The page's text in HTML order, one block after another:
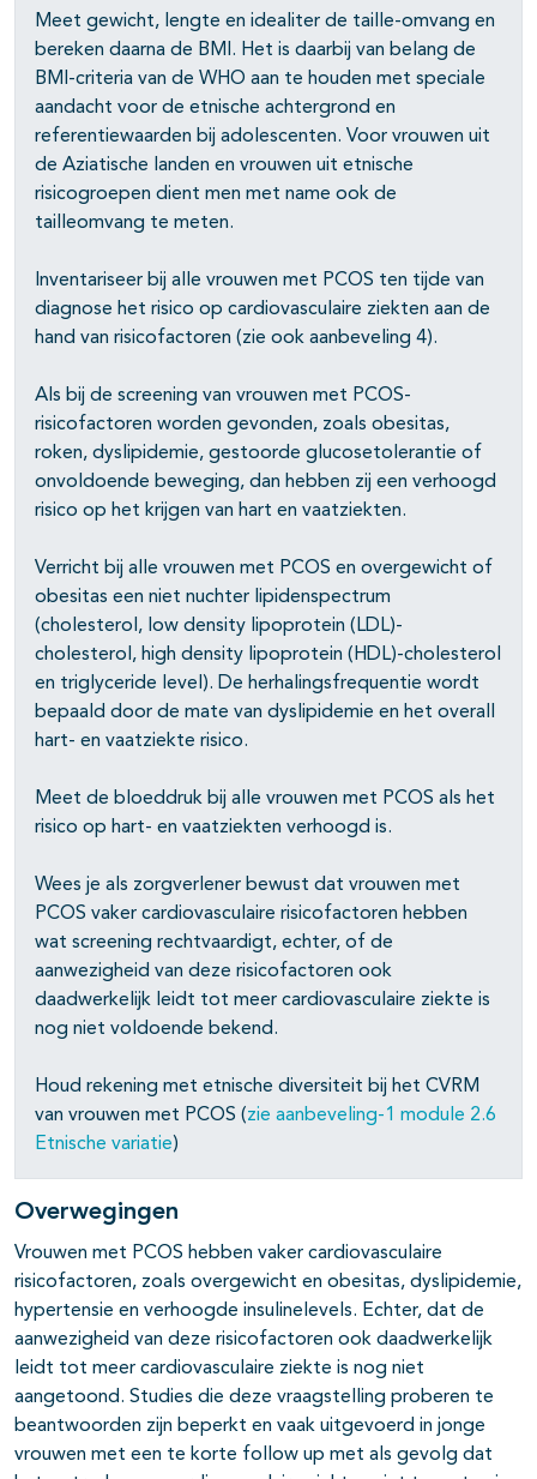
open- en dichtklappen
Meet gewicht, lengte en idealiter de taille-omvang en
bereken daarna de BMI. Het is daarbij van belang de
BMI-criteria van de WHO aan te houden met speciale
aandacht voor de etnische achtergrond en
referentiewaarden bij adolescenten. Voor vrouwen uit
de Aziatische landen en vrouwen uit etnische
risicogroepen dient men met name ook de
tailleomvang te meten.
Inventariseer bij alle vrouwen met PCOS ten tijde van
diagnose het risico op cardiovasculaire ziekten aan de
hand van risicofactoren (zie ook aanbeveling 4).
Als bij de screening van vrouwen met PCOS-
risicofactoren worden gevonden, zoals obesitas,
roken, dyslipidemie, gestoorde glucosetolerantie of
onvoldoende beweging, dan hebben zij een verhoogd
risico op het krijgen van hart en vaatziekten.
Verricht bij alle vrouwen met PCOS en overgewicht of
obesitas een niet nuchter lipidenspectrum
(cholesterol, low density lipoprotein (LDL)-
cholesterol, high density lipoprotein (HDL)-cholesterol
en triglyceride level). De herhalingsfrequentie wordt
bepaald door de mate van dyslipidemie en het overall
hart- en vaatziekte risico.
Meet de bloeddruk bij alle vrouwen met PCOS als het
risico op hart- en vaatziekten verhoogd is.
Wees je als zorgverlener bewust dat vrouwen met
PCOS vaker cardiovasculaire risicofactoren hebben
wat screening rechtvaardigt, echter, of de
aanwezigheid van deze risicofactoren ook
daadwerkelijk leidt tot meer cardiovasculaire ziekte is
nog niet voldoende bekend.
Houd rekening met etnische diversiteit bij het CVRM
van vrouwen met PCOS (zie aanbeveling-1 module 2.6
Etnische variatie)
Overwegingen
Vrouwen met PCOS hebben vaker cardiovasculaire
risicofactoren, zoals overgewicht en obesitas, dyslipidemie,
hypertensie en verhoogde insulinelevels. Echter, dat de
aanwezigheid van deze risicofactoren ook daadwerkelijk
leidt tot meer cardiovasculaire ziekte is nog niet
aangetoond. Studies die deze vraagstelling proberen te
beantwoorden zijn beperkt en vaak uitgevoerd in jonge
vrouwen met een te korte follow up met als gevolg dat